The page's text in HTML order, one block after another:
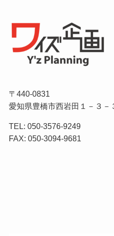
〒440-0831
愛知県豊橋市西岩田１－３－
TEL: 050-3576-9249
FAX: 050-3094-9681